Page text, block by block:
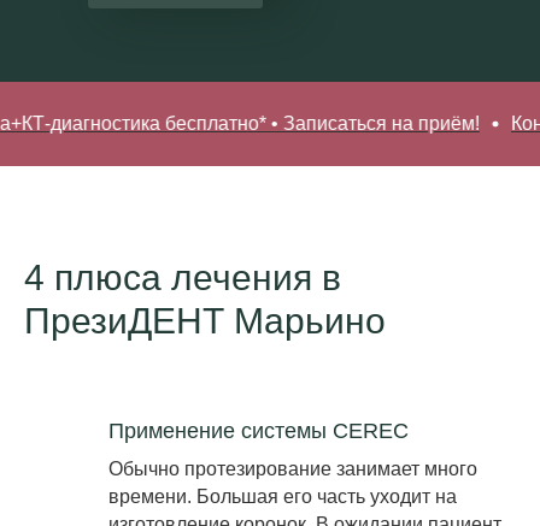
бесплатно* • Записаться на приём! Консультация
4 плюса лечения в
ПрезиДЕНТ Марьино
Применение системы CEREC
Обычно протезирование занимает много
времени. Большая его часть уходит на